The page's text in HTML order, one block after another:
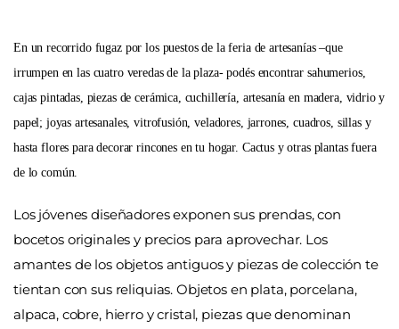
En un recorrido fugaz por los puestos de la feria de artesanías –que
irrumpen en las cuatro veredas de la plaza- podés encontrar sahumerios,
cajas pintadas, piezas de cerámica, cuchillería, artesanía en madera, vidrio y
papel; joyas artesanales, vitrofusión, veladores, jarrones, cuadros, sillas y
hasta flores para decorar rincones en tu hogar. Cactus y otras plantas fuera
de lo común.
Los jóvenes diseñadores exponen sus prendas, con
bocetos originales y precios para aprovechar. Los
amantes de los objetos antiguos y piezas de colección te
tientan con sus reliquias. Objetos en plata, porcelana,
alpaca, cobre, hierro y cristal, piezas que denominan